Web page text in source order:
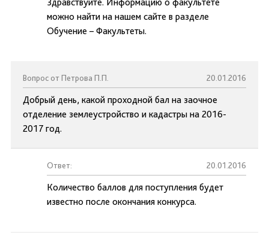
можно найти на нашем сайте в разделе
Обучение – Факультеты.
Вопрос от Петрова П.П. 20.01.2016
Добрый день, какой проходной бал на заочное
отделение землеустройство и кадастры на 2016-
2017 год.
Ответ: 20.01.2016
Количество баллов для поступления будет
известно после окончания конкурса.